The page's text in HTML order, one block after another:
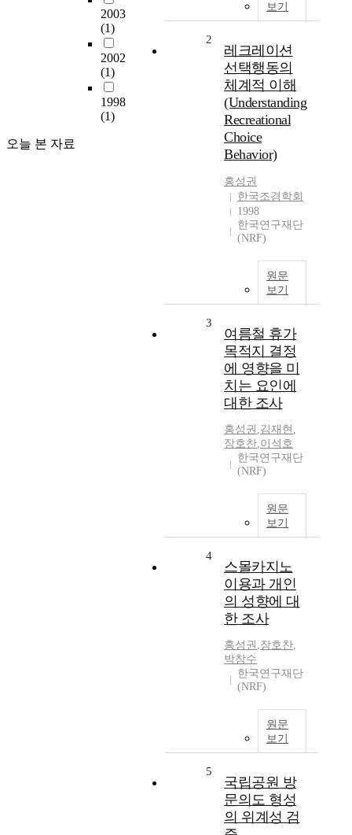
2003
(1)
2002
(1)
1998
(1)
오늘 본 자료
보기
2
레크레이션
선택행동의
체계적 이해
(Understanding
Recreational
Choice
Behavior)
홍성권
한국조경학회
1998
한국연구재단
(NRF)
원문
보기
3
여름철 휴가
목적지 결정
에 영향을 미
치는 요인에
대한 조사
홍성권 ,김재현 ,
장호찬,이석호
한국연구재단
(NRF)
원문
보기
4
스몰카지노
이용과 개인
의 성향에 대
한 조사
홍성권 ,장호찬,
박창수
한국연구재단
(NRF)
원문
보기
5
국립공원 방
문의도 형성
의 위계성 검